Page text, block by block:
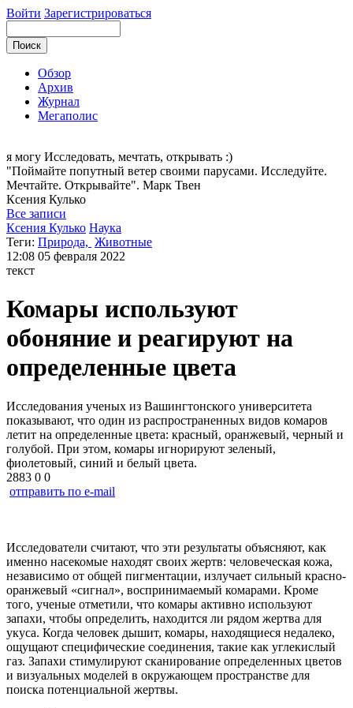
Войти Зарегистрироваться
Обзор
Архив
Журнал
Мегаполис
я могу Исследовать, мечтать, открывать :)
"Поймайте попутный ветер своими парусами. Исследуйте.
Мечтайте. Открывайте". Марк Твен
Ксения Кулько
Все записи
Ксения Кулько Наука
Теги: Природа, Животные
12:08 05 февраля 2022
текст
Комары используют
обоняние и реагируют на
определенные цвета
Исследования ученых из Вашингтонского университета
показывают, что один из распространенных видов комаров
летит на определенные цвета: красный, оранжевый, черный и
голубой. При этом, комары игнорируют зеленый,
фиолетовый, синий и белый цвета.
2883 0 0
отправить по e-mail
Исследователи считают, что эти результаты объясняют, как
именно насекомые находят своих жертв: человеческая кожа,
независимо от общей пигментации, излучает сильный красно-
оранжевый «сигнал», воспринимаемый комарами. Кроме
того, ученые отметили, что комары активно используют
запахи, чтобы определить, находится ли рядом жертва для
укуса. Когда человек дышит, комары, находящиеся недалеко,
ощущают специфические соединения, такие как углекислый
газ. Запахи стимулируют сканирование определенных цветов
и визуальных моделей в окружающем пространстве для
поиска потенциальной жертвы.